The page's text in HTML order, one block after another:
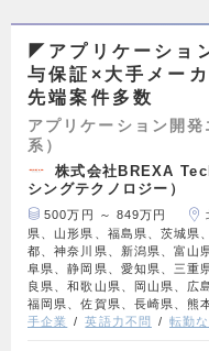
◤アプリケーショ
与保証×大手メー
先端案件多数
アプリケーション開
系）
株式会社BREXA
シングテクノロジー）
500万円 ～ 849万円
県、山形県、福島県、茨城県
都、神奈川県、新潟県、富山
阜県、静岡県、愛知県、三重
良県、和歌山県、岡山県、広
福岡県、佐賀県、長崎県、熊
手企業
英語力不問 転勤な